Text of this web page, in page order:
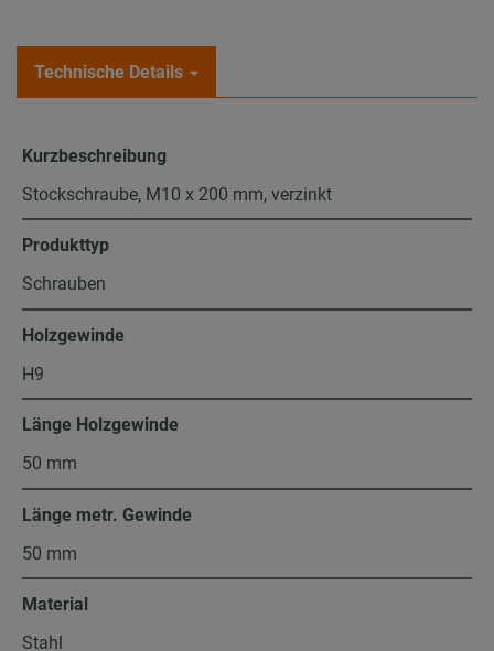
Technische Details
Kurzbeschreibung
Stockschraube, M10 x 200 mm, verzinkt
Produkttyp
Schrauben
Holzgewinde
H9
Länge Holzgewinde
50 mm
Länge metr. Gewinde
50 mm
Material
Stahl